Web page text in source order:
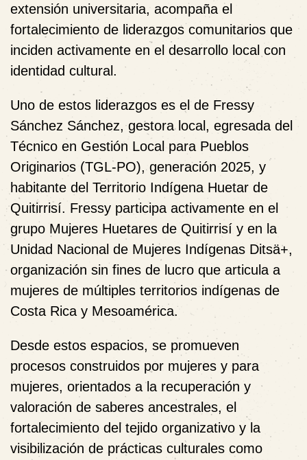
extensión universitaria, acompaña el
fortalecimiento de liderazgos comunitarios que
inciden activamente en el desarrollo local con
identidad cultural.
Uno de estos liderazgos es el de Fressy
Sánchez Sánchez, gestora local, egresada del
Técnico en Gestión Local para Pueblos
Originarios (TGL‑PO), generación 2025, y
habitante del Territorio Indígena Huetar de
Quitirrisí. Fressy participa activamente en el
grupo Mujeres Huetares de Quitirrisí y en la
Unidad Nacional de Mujeres Indígenas Ditsä+,
organización sin fines de lucro que articula a
mujeres de múltiples territorios indígenas de
Costa Rica y Mesoamérica.
Desde estos espacios, se promueven
procesos construidos por mujeres y para
mujeres, orientados a la recuperación y
valoración de saberes ancestrales, el
fortalecimiento del tejido organizativo y la
visibilización de prácticas culturales como